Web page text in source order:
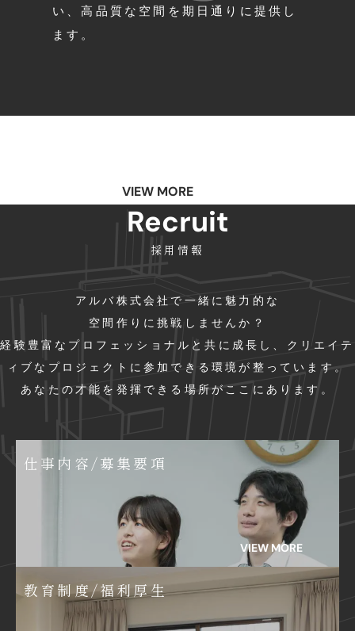
い、高品質な空間を期日通りに提供し
ます。
VIEW MORE
採用情報
Recruit
アルバ株式会社で一緒に魅力的な
空間作りに挑戦しませんか？
経験豊富なプロフェッショナルと共に成長し、 クリエイテ
ィブな プロジェクトに参加できる環境が 整っています。
あなたの才能を発揮できる場所が ここにあります。
仕事内容/募集要項
VIEW MORE
教育制度/福利厚生